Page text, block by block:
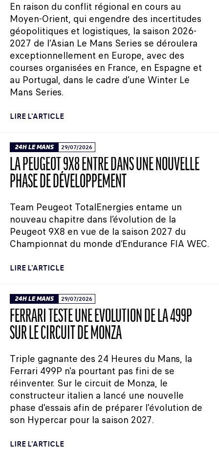
En raison du conflit régional en cours au
Moyen-Orient, qui engendre des incertitudes
géopolitiques et logistiques, la saison 2026-
2027 de l’Asian Le Mans Series se déroulera
exceptionnellement en Europe, avec des
courses organisées en France, en Espagne et
au Portugal, dans le cadre d’une Winter Le
Mans Series.
LIRE L'ARTICLE
24H LE MANS 29/07/2026
LA PEUGEOT 9X8 ENTRE DANS UNE NOUVELLE
PHASE DE DÉVELOPPEMENT
Team Peugeot TotalEnergies entame un
nouveau chapitre dans l’évolution de la
Peugeot 9X8 en vue de la saison 2027 du
Championnat du monde d’Endurance FIA WEC.
LIRE L'ARTICLE
24H LE MANS 29/07/2026
FERRARI TESTE UNE ÉVOLUTION DE LA 499P
SUR LE CIRCUIT DE MONZA
Triple gagnante des 24 Heures du Mans, la
Ferrari 499P n'a pourtant pas fini de se
réinventer. Sur le circuit de Monza, le
constructeur italien a lancé une nouvelle
phase d'essais afin de préparer l'évolution de
son Hypercar pour la saison 2027.
LIRE L'ARTICLE